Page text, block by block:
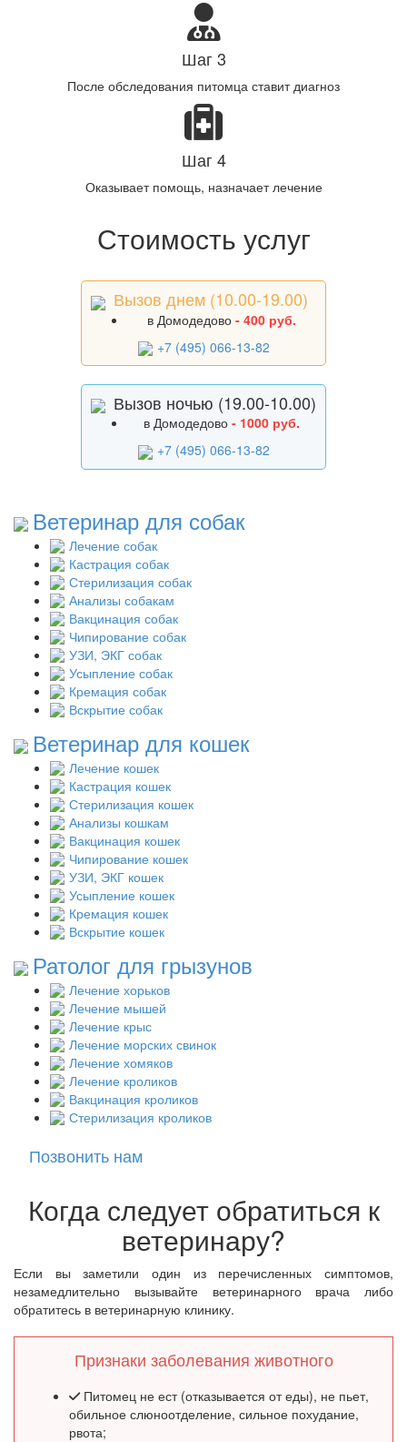
Шаг 3
После обследования питомца ставит диагноз
Шаг 4
Оказывает помощь, назначает лечение
Стоимость услуг
Вызов днем (10.00-19.00)
в Домодедово - 400 руб.
+7 (495) 066-13-82
Вызов ночью (19.00-10.00)
в Домодедово - 1000 руб.
+7 (495) 066-13-82
Ветеринар для собак
Лечение собак
Кастрация собак
Стерилизация собак
Анализы собакам
Вакцинация собак
Чипирование собак
УЗИ, ЭКГ собак
Усыпление собак
Кремация собак
Вскрытие собак
Ветеринар для кошек
Лечение кошек
Кастрация кошек
Стерилизация кошек
Анализы кошкам
Вакцинация кошек
Чипирование кошек
УЗИ, ЭКГ кошек
Усыпление кошек
Кремация кошек
Вскрытие кошек
Ратолог для грызунов
Лечение хорьков
Лечение мышей
Лечение крыс
Лечение морских свинок
Лечение хомяков
Лечение кроликов
Вакцинация кроликов
Стерилизация кроликов
Позвонить нам
Когда следует обратиться к
ветеринару?
Если вы заметили один из перечисленных симптомов,
незамедлительно вызывайте ветеринарного врача либо
обратитесь в ветеринарную клинику.
Признаки заболевания животного
Питомец не ест (отказывается от еды), не пьет,
обильное слюноотделение, сильное похудание,
рвота;